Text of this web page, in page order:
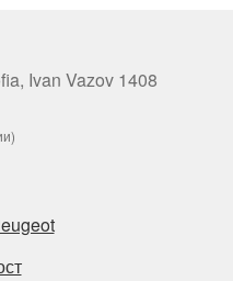
Ivan Vazov 1408